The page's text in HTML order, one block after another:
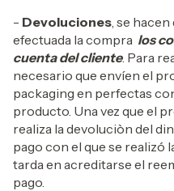
- Devoluciones , se
efectuada la compra los
cuenta del cliente. Para
necesario que envíen el
packaging en perfectas
producto. Una vez que el
realiza la devoluciòn del
pago con el que se realizó
tarda en acreditarse el
pago.